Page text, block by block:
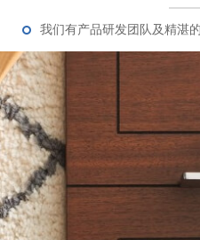
我们有产品研发团队及精湛